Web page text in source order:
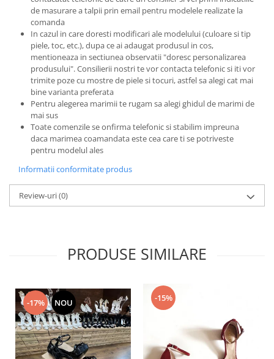
de masurare a talpii prin email pentru modelele realizate la
comanda
In cazul in care doresti modificari ale modelului (culoare si tip
piele, toc, etc.), dupa ce ai adaugat produsul in cos,
mentioneaza in sectiunea observatii "doresc personalizarea
produsului". Consilierii nostri te vor contacta telefonic si iti vor
trimite poze cu mostre de piele si tocuri, astfel sa alegi cat mai
bine varianta preferata
Pentru alegerea marimii te rugam sa alegi ghidul de marimi de
mai sus
Toate comenzile se onfirma telefonic si stabilim impreuna
daca marimea coamandata este cea care ti se potriveste
pentru modelul ales
Informatii conformitate produs
Review-uri(0)
PRODUSE SIMILARE
-17% NOU -15%